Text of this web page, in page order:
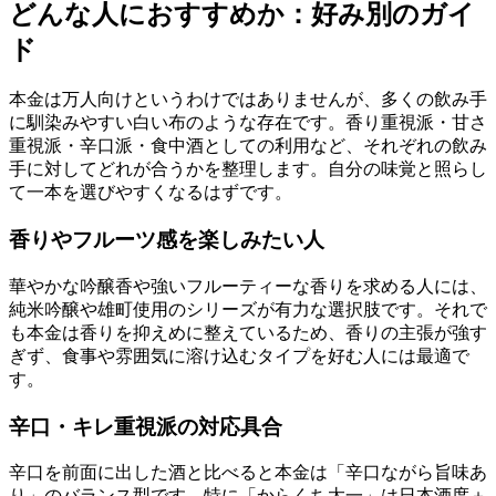
どんな人におすすめか：好み別のガイ
ド
本金は万人向けというわけではありませんが、多くの飲み手
に馴染みやすい白い布のような存在です。香り重視派・甘さ
重視派・辛口派・食中酒としての利用など、それぞれの飲み
手に対してどれが合うかを整理します。自分の味覚と照らし
て一本を選びやすくなるはずです。
香りやフルーツ感を楽しみたい人
華やかな吟醸香や強いフルーティーな香りを求める人には、
純米吟醸や雄町使用のシリーズが有力な選択肢です。それで
も本金は香りを抑えめに整えているため、香りの主張が強す
ぎず、食事や雰囲気に溶け込むタイプを好む人には最適で
す。
辛口・キレ重視派の対応具合
辛口を前面に出した酒と比べると本金は「辛口ながら旨味あ